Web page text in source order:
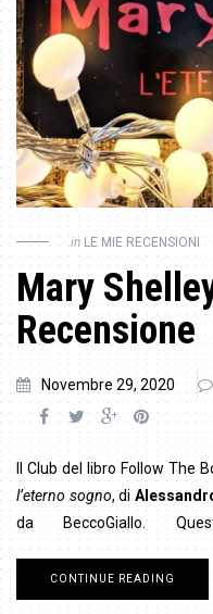
in LE MIE RECENSIONI
Mary
Recensione
Novembre 29, 2020
Il Club del libro Follow The
l’eterno sogno, di
da BeccoGiallo.
CONTINUE READING